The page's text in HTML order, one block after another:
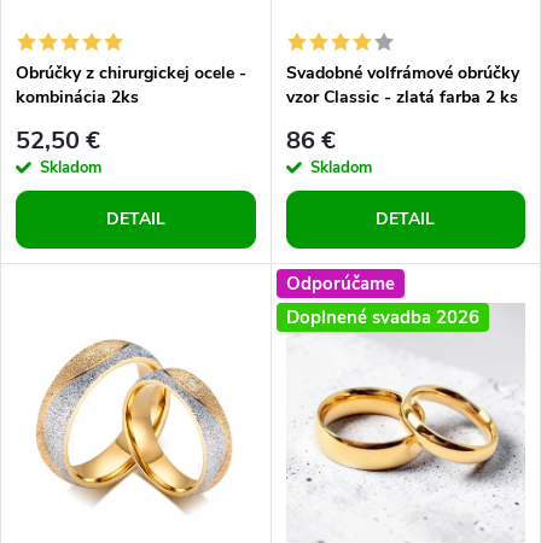
e
p
r
o
d
p
r
o
d
Obrúčky z chirurgickej ocele -
kombinácia 2ks
52,50 €
Skladom
DETAIL
Svadobné volfrámové obrúčky
vzor Classic - zlatá farba 2 ks
86 €
Skladom
DETAIL
Odporúčame
Doplnené svadba 2026